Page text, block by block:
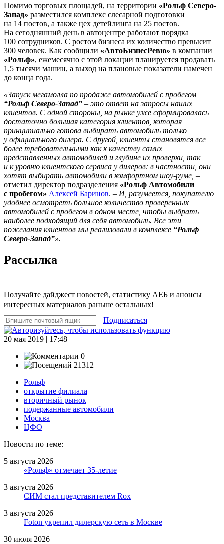
Помимо торговых площадей, на территории «Рольф Северо-
Запад» разместился комплекс слесарной подготовки
на 14 постов, а также цех детейлинга на 25 постов.
На сегодняшний день в автоцентре работают порядка
100 сотрудников. С ростом бизнеса их количество превысит
300 человек. Как сообщили «АвтоБизнесРевю» в компании
«Рольф», ежемесячно с этой локации планируется продавать
1,5 тысячи машин, а выход на плановые показатели намечен
до конца года.
«Запуск мегамолла по продаже автомобилей с пробегом
“Рольф Северо-Запад” – это ответ на запросы наших
клиентов. С одной стороны, на рынке уже сформировалась
достаточно большая категория клиентов, которая
принципиально готова выбирать автомобиль только
у официального дилера. С другой, клиенты становятся все
более требовательными как к качеству самих
представленных автомобилей и глубине их проверки, так
и к уровню клиентского сервиса у дилеров: в частности, они
хотят выбирать автомобили в комфортном шоу-руме, –
отметил директор подразделения «Рольф Автомобили
с пробегом» Алексей Баринов. – И, разумеется, покупателю
удобнее осмотреть большое количество проверенных
автомобилей с пробегом в одном месте, чтобы выбрать
наиболее подходящий для себя автомобиль. Все эти
пожелания клиентов мы реализовали в комплексе “Рольф
Северо-Запад”».
Рассылка
Получайте дайджест новостей, статистику АЕБ и анонсы
интересных материалов раньше остальных!
Подписаться
20 мая 2019 | 17:48
0
21312
Рольф
открытие филиала
вторичный рынок
подержанные автомобили
Москва
ЦФО
Новости по теме:
5 августа 2026
«Рольф» отмечает 35-летие
3 августа 2026
СИМ стал представителем Rox
3 августа 2026
Foton укрепил дилерскую сеть в Москве
30 июля 2026